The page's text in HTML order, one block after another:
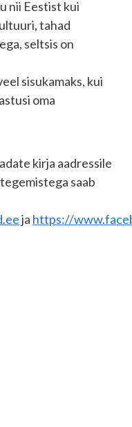
nii Eestist kui
tahad
seltsis on
sisukamaks, kui
oma
kirja aadressile
saab
ja https://